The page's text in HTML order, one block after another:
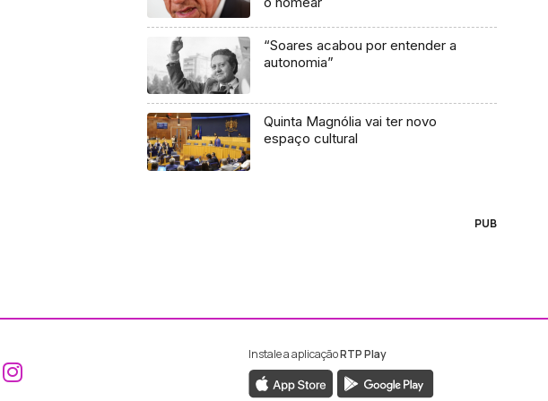
“Soares acabou por entender a
autonomia”
Quinta Magnólia vai ter novo
espaço cultural
PUB
Aceder ao Facebook da RTP Madeira
Aceder ao Instagram da RTP Madeira
Instale a aplicaçãoRTP Play